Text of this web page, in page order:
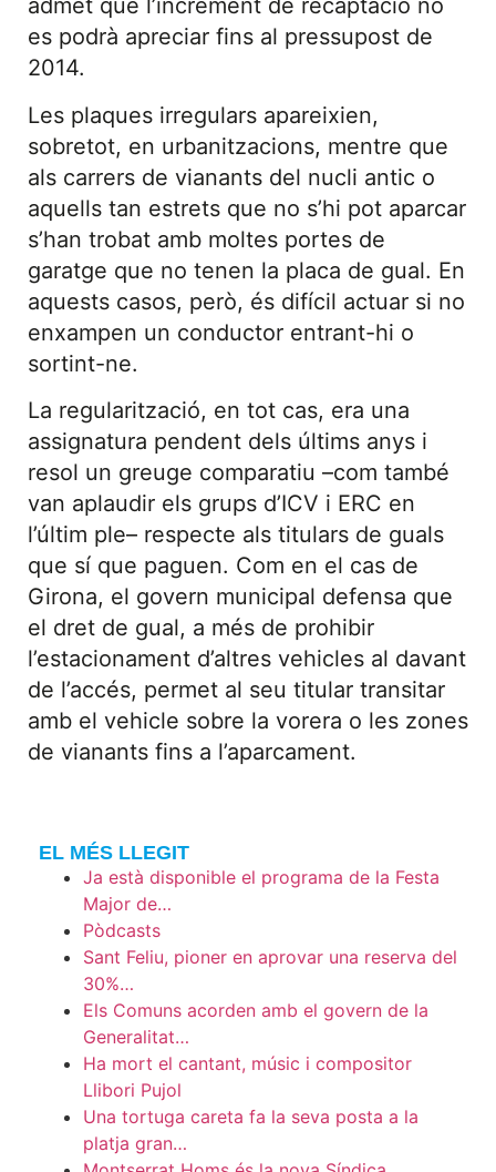
admet que l’increment de recaptació no
es podrà apreciar fins al pressupost de
2014.
Les plaques irregulars apareixien,
sobretot, en urbanitzacions, mentre que
als carrers de vianants del nucli antic o
aquells tan estrets que no s’hi pot aparcar
s’han trobat amb moltes portes de
garatge que no tenen la placa de gual. En
aquests casos, però, és difícil actuar si no
enxampen un conductor entrant-hi o
sortint-ne.
La regularització, en tot cas, era una
assignatura pendent dels últims anys i
resol un greuge comparatiu –com també
van aplaudir els grups d’ICV i ERC en
l’últim ple– respecte als titulars de guals
que sí que paguen. Com en el cas de
Girona, el govern municipal defensa que
el dret de gual, a més de prohibir
l’estacionament d’altres vehicles al davant
de l’accés, permet al seu titular transitar
amb el vehicle sobre la vorera o les zones
de vianants fins a l’aparcament.
EL MÉS LLEGIT
Ja està disponible el programa de la Festa
Major de…
Pòdcasts
Sant Feliu, pioner en aprovar una reserva del
30%…
Els Comuns acorden amb el govern de la
Generalitat…
Ha mort el cantant, músic i compositor
Llibori Pujol
Una tortuga careta fa la seva posta a la
platja gran…